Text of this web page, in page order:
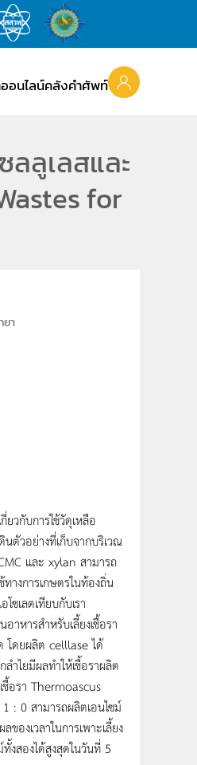
อนไลน์คลังคำศัพท์
ลลูเลสและ
for
ยา
ยวกับการใช้วัดุเหลือ
นตัวอย่างที่เก็บจากบริเวณ
และ xylan สามารถ
างการเกษตรในท้องถิ่น
ซเลตเทียบกับเรา
หารสำหรับเลี้ยงเชื้อรา
โดยผลิต celllase ได้
ไยมีผลทำให้เชื้อราผลิต
ชื้อรา Thermoascus
: 0 สามารถผลิตเอนไซม์
งเวลาในการเพาะเลี้ยง
งสองได้สูงสุดในวันที่ 5